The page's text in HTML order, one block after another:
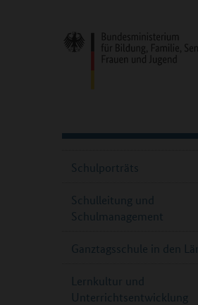
Schulporträts
Schulleitung und
Schulmanagement
Ganztagsschule in den
Lernkultur und
Unterrichtsentwicklung